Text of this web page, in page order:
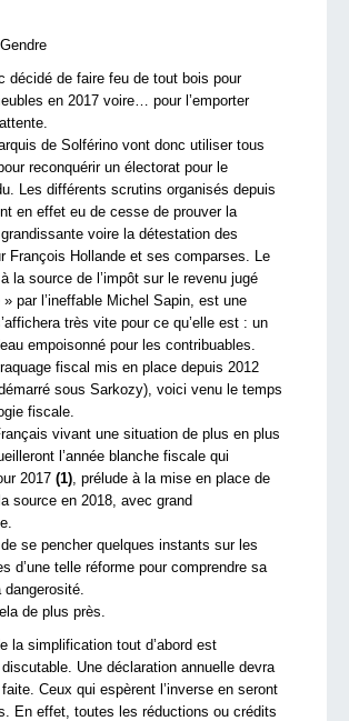
décidé de faire feu de tout bois pour
en 2017 voire… pour l’emporter
de Solférino vont donc utiliser tous
reconquérir un électorat pour le
Les différents scrutins organisés depuis
en effet eu de cesse de prouver la
voire la détestation des
François Hollande et ses comparses. Le
la source de l’impôt sur le revenu jugé
par l’ineffable Michel Sapin, est une
très vite pour ce qu’elle est : un
empoisonné pour les contribuables.
fiscal mis en place depuis 2012
sous Sarkozy), voici venu le temps
fiscale.
vivant une situation de plus en plus
l’année blanche fiscale qui
2017 (1), prélude à la mise en place de
source en 2018, avec grand
se pencher quelques instants sur les
d’une telle réforme pour comprendre sa
de plus près.
la simplification tout d’abord est
Une déclaration annuelle devra
Ceux qui espèrent l’inverse en seront
En effet, toutes les réductions ou crédits